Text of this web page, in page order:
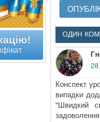
ОДИН
Конспект
випадки
“Швидкий